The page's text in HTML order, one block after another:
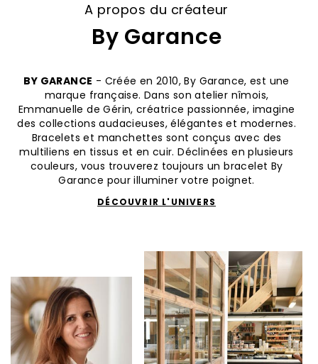
A propos du créateur
By Garance
BY GARANCE - Créée en 2010, By Garance, est une
marque française. Dans son atelier nîmois,
Emmanuelle de Gérin, créatrice passionnée, imagine
des collections audacieuses, élégantes et modernes.
Bracelets et manchettes sont conçus avec des
multiliens en tissus et en cuir. Déclinées en plusieurs
couleurs, vous trouverez toujours un bracelet By
Garance pour illuminer votre poignet.
DÉCOUVRIR L'UNIVERS